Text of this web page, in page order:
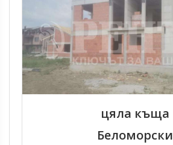
цяла къща
Беломорски